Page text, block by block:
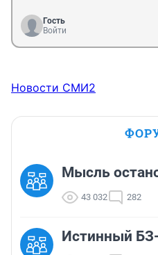
Гость
Войти
Новости СМИ2
Мысль
43 032 282
Истинный